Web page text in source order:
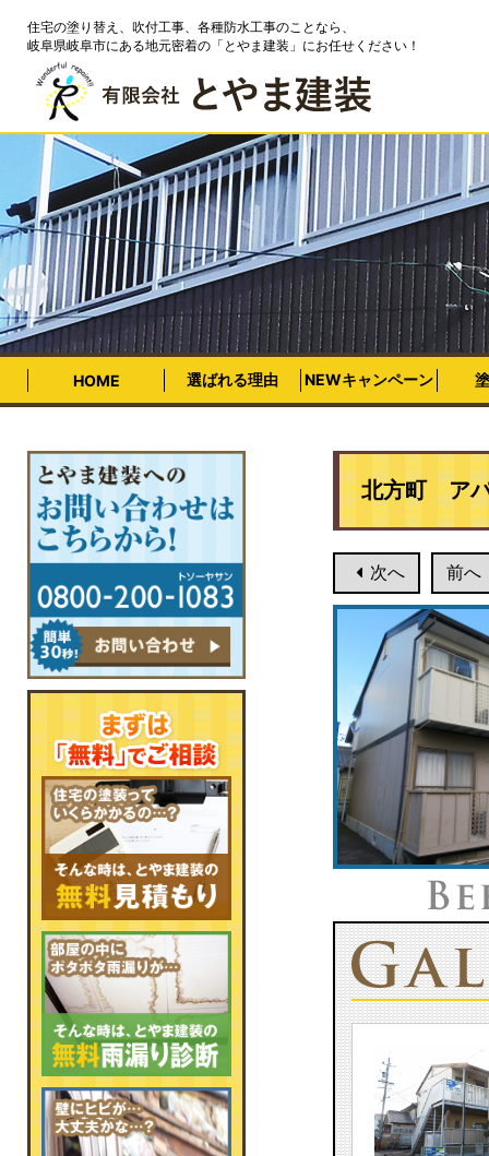
住宅の塗り替え、吹付工事、各種防水工事のことなら、
岐阜県岐阜市にある地元密着の「とやま建装」にお任せください！
HOME 選ばれる理由 NEWキャンペーン
北方町 ア
次へ 前へ